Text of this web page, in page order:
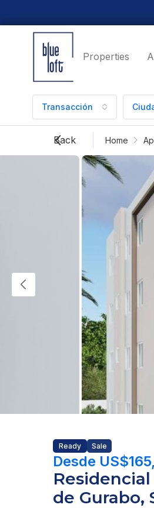
Properties
Transacción
Back Home
Ready Sale
Desde
de Gurabo,